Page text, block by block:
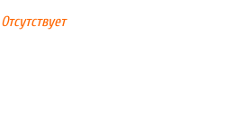
Отсутствует